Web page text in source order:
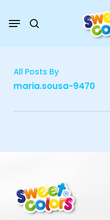
Menu
All Posts By
maria.sousa-9470